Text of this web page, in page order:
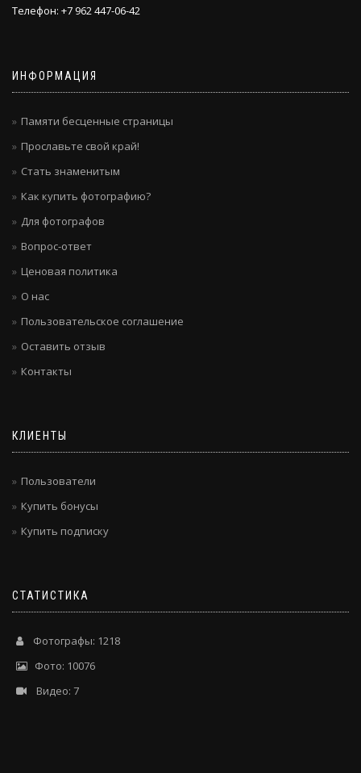
Телефон: +7 962 447-06-42
ИНФОРМАЦИЯ
Памяти бесценные страницы
Прославьте свой край!
Стать знаменитым
Как купить фотографию?
Для фотографов
Вопрос-ответ
Ценовая политика
О нас
Пользовательское соглашение
Оставить отзыв
Контакты
КЛИЕНТЫ
Пользователи
Купить бонусы
Купить подписку
СТАТИСТИКА
Фотографы: 1218
Фото: 10076
Видео: 7